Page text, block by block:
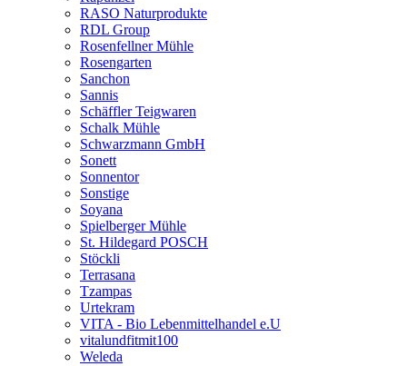
RASO Naturprodukte
RDL Group
Rosenfellner Mühle
Rosengarten
Sanchon
Sannis
Schäffler Teigwaren
Schalk Mühle
Schwarzmann GmbH
Sonett
Sonnentor
Sonstige
Soyana
Spielberger Mühle
St. Hildegard POSCH
Stöckli
Terrasana
Tzampas
Urtekram
VITA - Bio Lebenmittelhandel e.U
vitalundfitmit100
Weleda